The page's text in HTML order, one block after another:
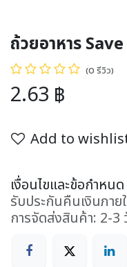
ถ้วยอาหาร
(0 รีวิว)
2.63 ฿
Add to
เงื่อนไขและข้อกำหนด
รับประกันคืนเงินภาย
การจัดส่งสินค้า: 2-3